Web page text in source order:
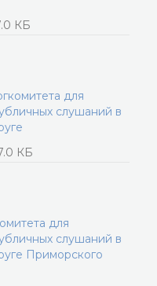
КБ
для
слушаний в
КБ
для
слушаний в
Приморского